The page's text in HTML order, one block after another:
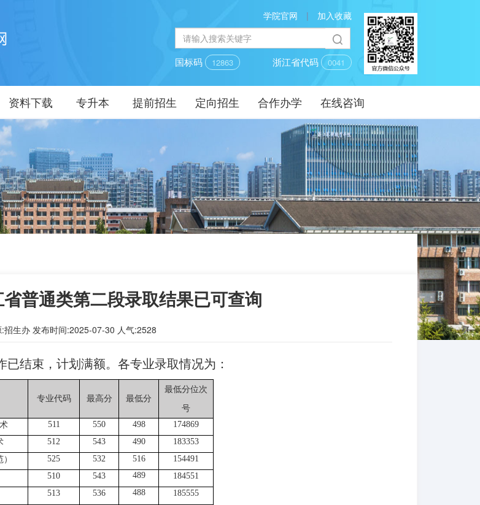
学院官网 | 加入收藏
国标码 12863 浙江省代码 0041
资料下载 专升本 提前招生 定向招生 合作办学 在线咨询
普通类第二段录取结果已可查询
招生办 发布时间:2025-07-30 人气:2528
结束，计划满额。各专业录取情况为：
专业代码 最高分 最低分
最低分位次
号
511 550 498
174869
512 543 490
183353
525 532 516
154491
510 543 489
184551
513 536 488
185555